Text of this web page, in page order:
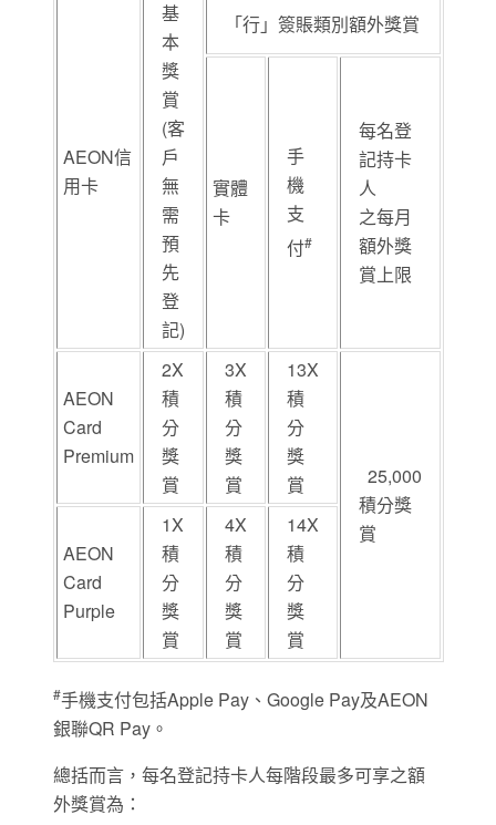
AEON信
用卡
基
本
獎
賞
(客
戶
無
需
預
先
登
記)
「行」簽賬類別額外獎賞
實體
卡
手
機
支
付#
每名登
記持卡
人
之每月
額外獎
賞上限
AEON
Card
Premium
2X
積
分
獎
賞
3X
積
分
獎
賞
13X
積
分
獎
賞
25,000
積分獎
賞
AEON
Card
Purple
1X
積
分
獎
賞
4X
積
分
獎
賞
14X
積
分
獎
賞
#手機支付包括Apple Pay、Google Pay及AEON
銀聯QR Pay。
總括而言，每名登記持卡人每階段最多可享之額
外獎賞為：